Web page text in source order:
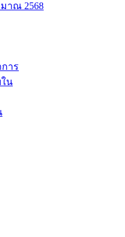
าณ 2568
าร
น